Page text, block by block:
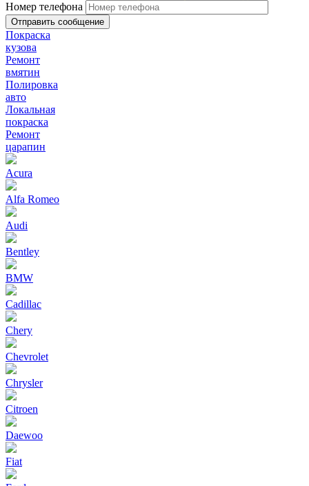
Номер телефона
Покраска
кузова
Ремонт
вмятин
Полировка
авто
Локальная
покраска
Ремонт
царапин
Acura
Alfa Romeo
Audi
Bentley
BMW
Cadillac
Chery
Chevrolet
Chrysler
Citroen
Daewoo
Fiat